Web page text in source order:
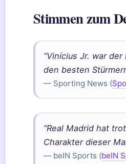
Stimmen zum
“Vinícius Jr. war
den besten
— Sporting News (
“Real Madrid hat
Charakter dieser
— beIN Sports (beIN